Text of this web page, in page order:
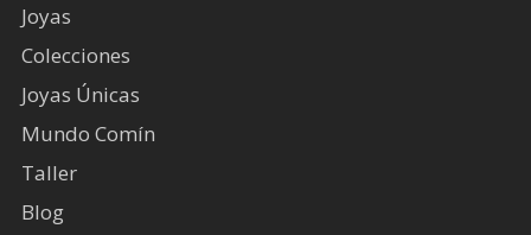
Joyas
Colecciones
Joyas Únicas
Mundo Comín
Taller
Blog